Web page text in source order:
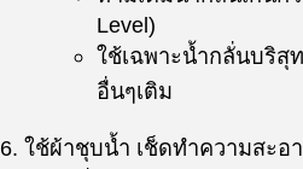
Level)
ใช้เฉพาะน้ำกลั่นบริสุ
อื่นๆเติม
6. ใช้ผ้าชุบน้ำ เช็ดทำความสะอ